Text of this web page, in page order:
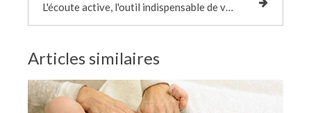
L'écoute active, l'outil indispensable de votre Chiropracteur
Articles similaires